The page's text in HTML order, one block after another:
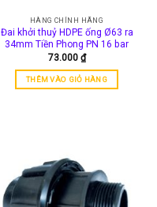
HÀNG CHÍNH HÃNG
Đai khởi thuỷ HDPE ống Ø63 ra
34mm Tiền Phong PN 16 bar
73.000 ₫
THÊM VÀO GIỎ HÀNG